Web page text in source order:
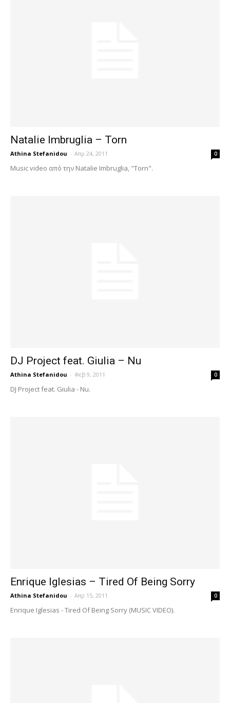
Natalie Imbruglia – Torn
Athina Stefanidou - Απρ 24, 2011 0
Music video από την Natalie Imbruglia, "Torn".
DJ Project feat. Giulia – Nu
Athina Stefanidou - Φεβ 9, 2011 0
DJ Project feat. Giulia - Nu.
Enrique Iglesias – Tired Of Being Sorry
Athina Stefanidou - Απρ 15, 2011 0
Enrique Iglesias - Tired Of Being Sorry (MUSIC VIDEO).